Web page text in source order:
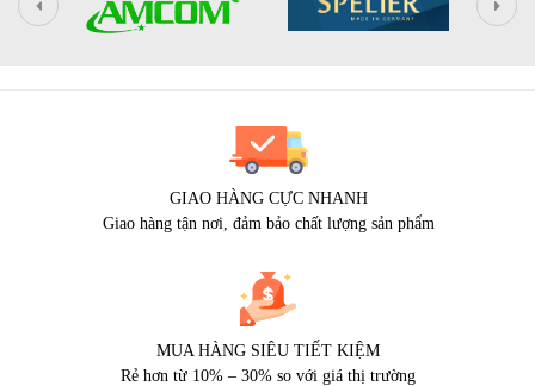
GIAO HÀNG CỰC NHANH
Giao hàng tận nơi, đảm bảo chất lượng sản phẩm
MUA HÀNG SIÊU TIẾT KIỆM
Rẻ hơn từ 10% – 30% so với giá thị trường